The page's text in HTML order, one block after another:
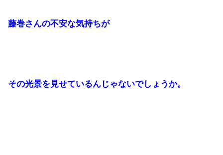
藤巻さんの不安な気持ちが
その光景を見せているんじゃないでしょうか。